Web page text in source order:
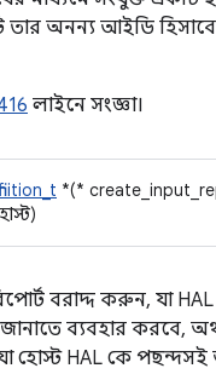
তার অনন্য আইডি
লাইনে সংজ্ঞা।
*(*
বরাদ্দ করুন, যা
ব্যবহার করবে,
হোস্ট HAL কে পছন্দসই